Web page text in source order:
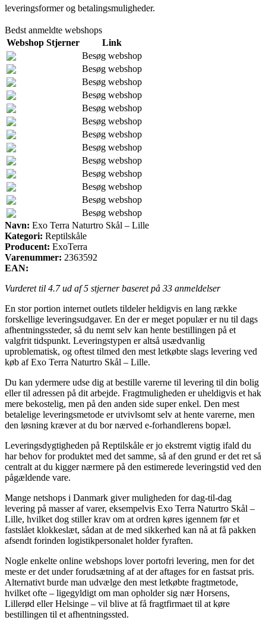
leveringsformer og betalingsmuligheder.
Bedst anmeldte webshops
Webshop Stjerner
Link
Besøg webshop
Besøg webshop
Besøg webshop
Besøg webshop
Besøg webshop
Besøg webshop
Besøg webshop
Besøg webshop
Besøg webshop
Besøg webshop
Besøg webshop
Besøg webshop
Besøg webshop
Navn: Exo Terra Naturtro Skål – Lille
Kategori: Reptilskåle
Producent: ExoTerra
Varenummer: 2363592
EAN:
Vurderet til 4.7ud af 5 stjerner baseret på 33 anmeldelser
En stor portion internet outlets tildeler heldigvis en lang række
forskellige leveringsudgaver. En der er meget populær er nu til dags
afhentningssteder, så du nemt selv kan hente bestillingen på et
valgfrit tidspunkt. Leveringstypen er altså usædvanlig
uproblematisk, og oftest tilmed den mest letkøbte slags levering ved
køb af Exo Terra Naturtro Skål – Lille.
Du kan ydermere udse dig at bestille varerne til levering til din bolig
eller til adressen på dit arbejde. Fragtmuligheden er uheldigvis et hak
mere bekostelig, men på den anden side super enkel. Den mest
betalelige leveringsmetode er utvivlsomt selv at hente varerne, men
den løsning kræver at du bor nærved e-forhandlerens bopæl.
Leveringsdygtigheden på Reptilskåle er jo ekstremt vigtig ifald du
har behov for produktet med det samme, så af den grund er det ret så
centralt at du kigger nærmere på den estimerede leveringstid ved den
pågældende vare.
Mange netshops i Danmark giver muligheden for dag-til-dag
levering på masser af varer, eksempelvis Exo Terra Naturtro Skål –
Lille, hvilket dog stiller krav om at ordren køres igennem før et
fastslået klokkeslæt, sådan at de med sikkerhed kan nå at få pakken
afsendt forinden logistikpersonalet holder fyraften.
Nogle enkelte online webshops lover portofri levering, men for det
meste er det under forudsætning af at der aftages for en fastsat pris.
Alternativt burde man udvælge den mest letkøbte fragtmetode,
hvilket ofte – ligegyldigt om man opholder sig nær Horsens,
Lillerød eller Helsinge – vil blive at få fragtfirmaet til at køre
bestillingen til et afhentningssted.